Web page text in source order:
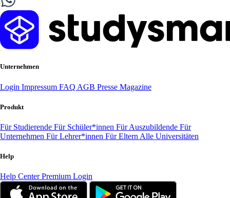
Unternehmen
Login Impressum FAQ AGB Presse Magazine
Produkt
Für Studierende Für Schüler*innen Für Auszubildende Für
Unternehmen Für Lehrer*innen Für Eltern Alle Universitäten
Help
Help CenterPremium Login